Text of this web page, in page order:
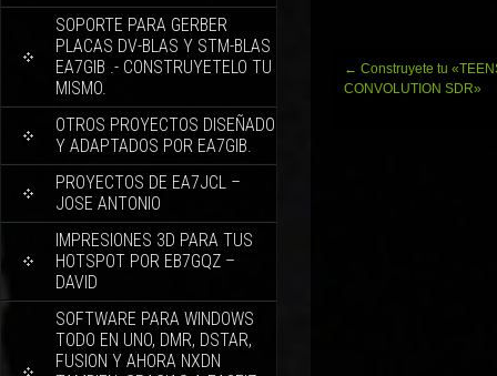
SOPORTE PARA GERBER
PLACAS DV-BLAS Y STM-BLAS
EA7GIB .- CONSTRUYETELO TU
MISMO.
OTROS PROYECTOS DISEÑADO
Y ADAPTADOS POR EA7GIB.
PROYECTOS DE EA7JCL –
JOSE ANTONIO
IMPRESIONES 3D PARA TUS
HOTSPOT POR EB7GQZ –
DAVID
SOFTWARE PARA WINDOWS
TODO EN UNO, DMR, DSTAR,
FUSION Y AHORA NXDN
Navegación
de
← Construyete tu
CONVOLUTION SDR»